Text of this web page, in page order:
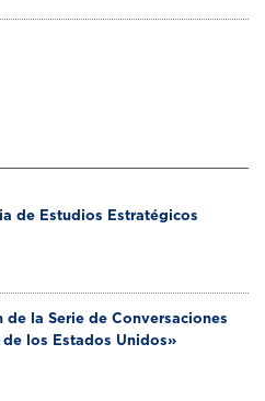
de Estudios Estratégicos
de la Serie de Conversaciones
los Estados Unidos»